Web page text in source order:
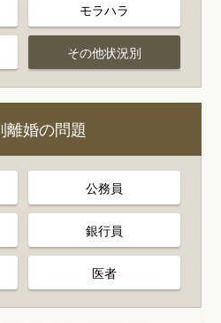
モラハラ
その他状況別
離婚の問題
公務員
銀行員
医者